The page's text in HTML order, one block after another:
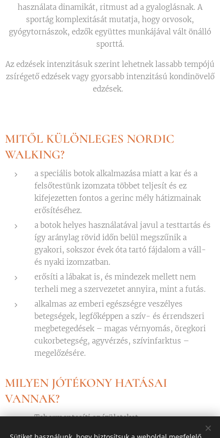
használata dinamikát, ritmust ad a gyaloglásnak. A
sportág komplexitását mutatja, hogy orvosok,
gyógytornászok, edzők együttes munkájával vált önálló
sporttá.
Az edzések intenzitásuk szerint lehetnek lassabb tempójú
zsírégető edzések vagy gyorsabb intenzitású kondinövelő
edzések.
MITŐL KÜLÖNLEGES NORDIC
WALKING?
a speciális botok alkalmazása miatt a kar és a
felsőtestünk izomzata többet teljesít és ez
kifejezetten fontos a gerinc mély hátizmainak
erősítéséhez.
a botok helyes használatával javul a testtartás és
így aránylag rövid időn belül megszűnik a
gyakori, sokszor évek óta tartó fájdalom a váll-
és nyaki izomzatban.
erősíti a lábakat is, és mindezek mellett nem
terheli meg a szervezetet annyira, mint a futás.
alkalmas az emberi egészségre veszélyes
betegségek, legfőképpen a szív- és érrendszeri
megbetegedések – magas vérnyomás, öregkori
cukorbetegség, agyvérzés, szívinfarktus –
megelőzésére.
MILYEN JÓTÉKONY HATÁSAI
VANNAK?
Tehermentesíti az ízületeket
Javítja az állóképességet